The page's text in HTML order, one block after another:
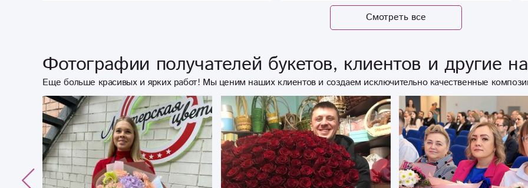
Смотреть все
Фотографии получателей букетов, клиентов и другие
Еще больше красивых и ярких работ! Мы ценим наших клиентов и создаем исключительно качественные